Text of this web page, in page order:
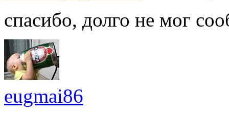
спасибо, долго не мог
eugmai86